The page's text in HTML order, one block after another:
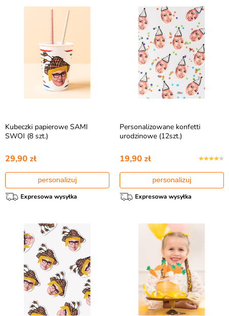
Kubeczki papierowe SAMI
SWOI (8 szt.)
29,90 zł
personalizuj
Expresowa wysyłka
Personalizowane konfetti
urodzinowe (12szt.)
19,90 zł
personalizuj
Expresowa wysyłka